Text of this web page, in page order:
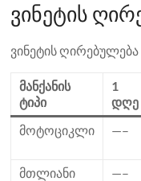
ვინეტის
ვინეტის
მანქანის
ტიპი
1
დღე
მოტოციკლი
—–
მთლიანი
—–